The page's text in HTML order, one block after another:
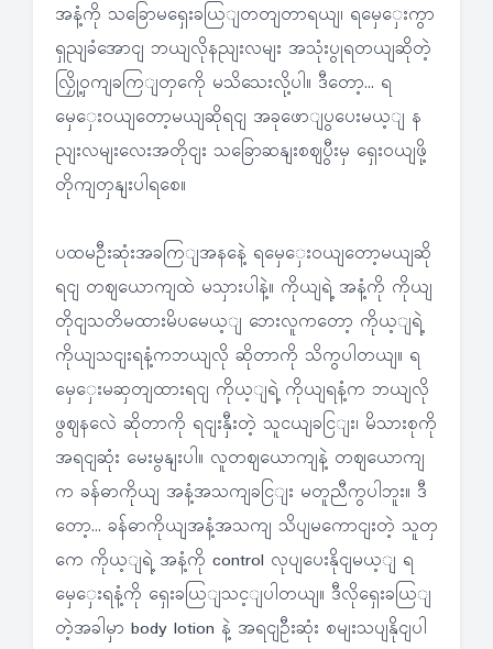
အနံ့ကို သခြောမရှေးခယြျတတျတာရယျ၊ ရမှေှေးကွာ
ရှညျခံအောငျ ဘယျလိုနညျးလမျး အသုံးပွုရတယျဆိုတဲ့
လြှို့ဝှကျခကြျတှကေို မသိသေးလို့ပါ။ ဒီတော့… ရ
မှေှေးဝယျတော့မယျဆိုရငျ အခုဖောျပွပေးမယ့ျ န
ညျးလမျးလေးအတိုငျး သခြောဆနျးစဈပွီးမှ ရှေးဝယျဖို့
တိုကျတှနျးပါရစေ။
ပထမဦးဆုံးအခကြျအနနေဲ့ ရမှေှေးဝယျတော့မယျဆို
ရငျ တဈယောကျထဲ မသှားပါနဲ့။ ကိုယျရဲ့ အနံ့ကို ကိုယျ
တိုငျသတိမထားမိပမေယ့ျ ဘေးလူကတော့ ကိုယ့ျရဲ့
ကိုယျသငျးရနံ့ကဘယျလို ဆိုတာကို သိကွပါတယျ။ ရ
မှေှေးမဆှတျထားရငျ ကိုယ့ျရဲ့ ကိုယျရနံ့က ဘယျလို
ဖွဈနလေဲ ဆိုတာကို ရငျးနှီးတဲ့ သူငယျခငြျး၊ မိသားစုကို
အရငျဆုံး မေးမွနျးပါ။ လူတဈယောကျနဲ့ တဈယောကျ
က ခန်ဓာကိုယျ အနံ့အသကျခငြျး မတူညီကွပါဘူး။ ဒီ
တော့… ခန်ဓာကိုယျအနံ့အသကျ သိပျမကောငျးတဲ့ သူတှ
ကေ ကိုယ့ျရဲ့ အနံ့ကို control လုပျပေးနိုငျမယ့ျ ရ
မှေှေးရနံ့ကို ရှေးခယြျသင့ျပါတယျ။ ဒီလိုရှေးခယြျ
တဲ့အခါမှာ body lotion နဲ့ အရငျဦးဆုံး စမျးသပျနိုငျပါ